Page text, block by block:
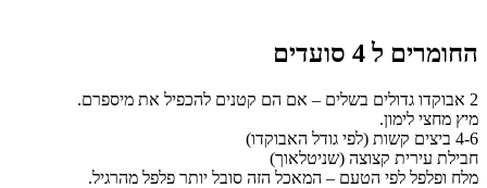
ל 4 סועדים
מחצי לימון.
עירית קצוצה (שניטלאוך)
ופלפל לפי הטעם – המאכל הזה סובל יותר פלפל מהרגיל.